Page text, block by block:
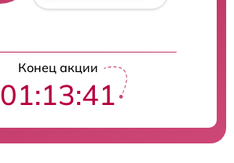
Конец акции
01:13:40